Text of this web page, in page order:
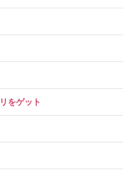
をゲット